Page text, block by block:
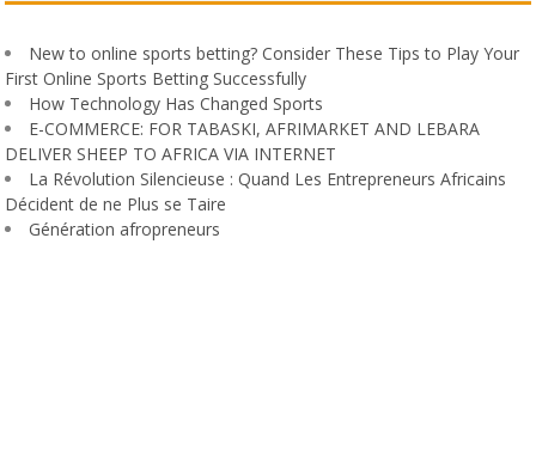
New to online sports betting? Consider These Tips to Play Your
First Online Sports Betting Successfully
How Technology Has Changed Sports
E-COMMERCE: FOR TABASKI, AFRIMARKET AND LEBARA
DELIVER SHEEP TO AFRICA VIA INTERNET
La Révolution Silencieuse : Quand Les Entrepreneurs Africains
Décident de ne Plus se Taire
Génération afropreneurs